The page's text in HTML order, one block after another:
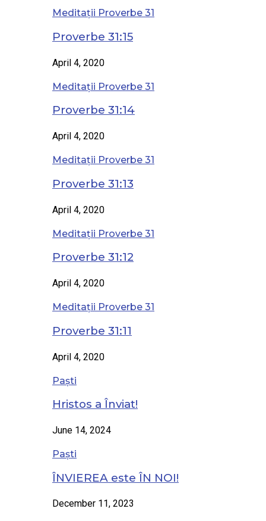
Meditații Proverbe 31
Proverbe 31:15
April 4, 2020
Meditații Proverbe 31
Proverbe 31:14
April 4, 2020
Meditații Proverbe 31
Proverbe 31:13
April 4, 2020
Meditații Proverbe 31
Proverbe 31:12
April 4, 2020
Meditații Proverbe 31
Proverbe 31:11
April 4, 2020
Paști
Hristos a Înviat!
June 14, 2024
Paști
ÎNVIEREA este ÎN NOI!
December 11, 2023